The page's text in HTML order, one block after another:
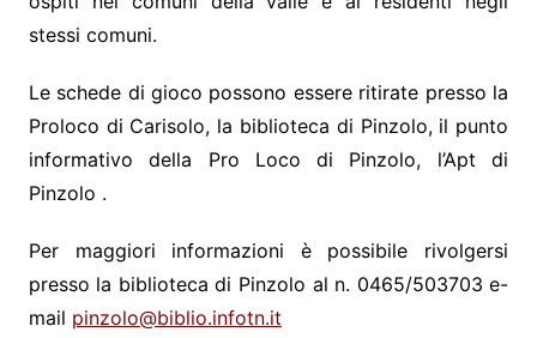
stessi comuni.
Le schede di gioco possono essere ritirate presso la
Proloco di Carisolo, la biblioteca di Pinzolo, il punto
informativo della Pro Loco di Pinzolo, l’Apt di
Pinzolo .
Per maggiori informazioni è possibile rivolgersi
presso la biblioteca di Pinzolo al n. 0465/503703 e-
mail pinzolo@biblio.infotn.it